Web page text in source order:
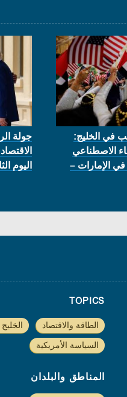
في الخليج:
الاصطناعي
الإمارات –
جولة
اليوم
TOPICS
الطاقة والاقتصاد
السياسة الأمريكية
المناطق والبلدان